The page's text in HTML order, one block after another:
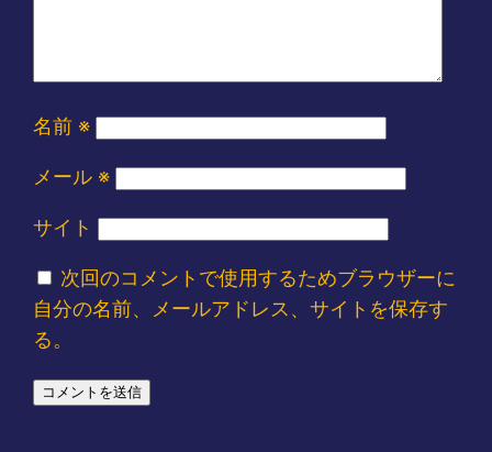
名前 ※
メール ※
サイト
次回のコメントで使用するためブラウザーに
自分の名前、メールアドレス、サイトを保存す
る。